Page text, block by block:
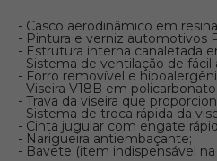
- Casco aerodinâmico em
- Pintura e verniz automotivos
- Estrutura interna canaletada
- Sistema de ventilação de
- Forro removível e
- Viseira V18B em
- Trava da viseira que
- Sistema de troca rápida da
- Cinta jugular com engate
- Narigueira antiembaçante;
- Bavete (item indispensável